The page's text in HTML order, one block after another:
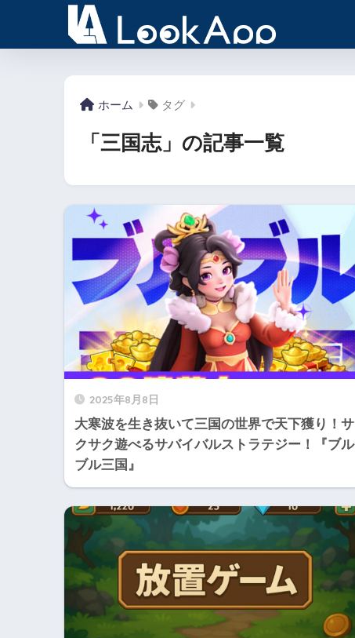
ホーム タグ
「三国志」の記事一覧
2025年8月8日
大寒波を生き抜いて三国の世界で天下獲り！サ
クサク遊べるサバイバルストラテジー！『ブル
ブル三国』